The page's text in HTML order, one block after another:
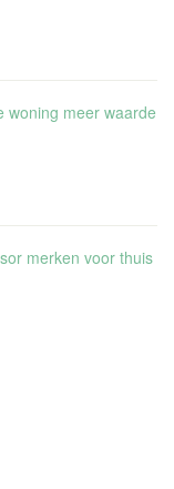
woning meer waarde
merken voor thuis